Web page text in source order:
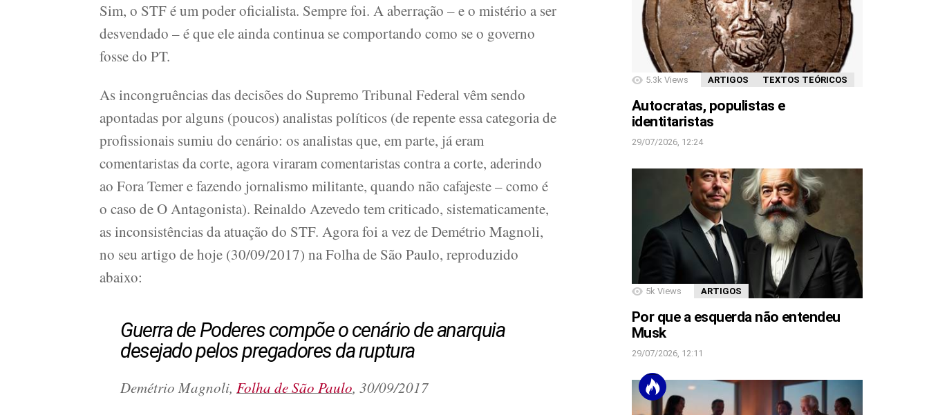
Sim, o STF é um poder oficialista. Sempre foi. A aberração – e o mistério a ser
desvendado – é que ele ainda continua se comportando como se o governo
fosse do PT.
As incongruências das decisões do Supremo Tribunal Federal vêm sendo
apontadas por alguns (poucos) analistas políticos (de repente essa categoria de
profissionais sumiu do cenário: os analistas que, em parte, já eram
comentaristas da corte, agora viraram comentaristas contra a corte, aderindo
ao Fora Temer e fazendo jornalismo militante, quando não cafajeste – como é
o caso de O Antagonista). Reinaldo Azevedo tem criticado, sistematicamente,
as inconsistências da atuação do STF. Agora foi a vez de Demétrio Magnoli,
no seu artigo de hoje (30/09/2017) na Folha de São Paulo, reproduzido
abaixo:
Guerra de Poderes compõe o cenário de anarquia
desejado pelos pregadores da ruptura
Demétrio Magnoli, Folha de São Paulo, 30/09/2017
5.3k Views ARTIGOS TEXTOS TEÓRICOS
Autocratas, populistas e
identitaristas
29/07/2026, 12:24
5k Views ARTIGOS
Por que a esquerda não entendeu
Musk
29/07/2026, 12:11